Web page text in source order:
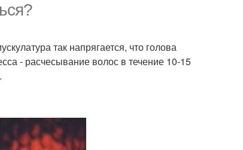
так напрягается, что голова
- расчесывание волос в течение 10-15